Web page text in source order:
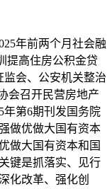
年前两个月社会融
提高住房公积金贷
监会、公安机关整治
会召开民营房地产
年第6期刊发国务院
做优做大国有资本
做大国有资本和国
键是抓落实、见行
化改革、强化创